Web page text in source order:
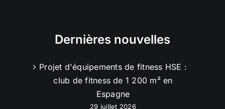
Dernières nouvelles
Projet d'équipements de fitness HSE :
club de fitness de 1 200 m² en
Espagne
29 juillet 2026